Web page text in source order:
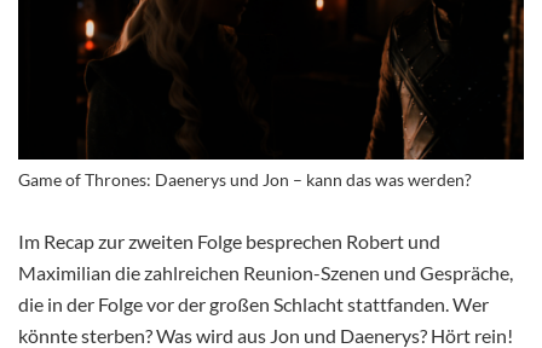
Game of Thrones: Daenerys und Jon – kann das was werden?
Im Recap zur zweiten Folge besprechen Robert und
Maximilian die zahlreichen Reunion-Szenen und Gespräche,
die in der Folge vor der großen Schlacht stattfanden. Wer
könnte sterben? Was wird aus Jon und Daenerys? Hört rein!